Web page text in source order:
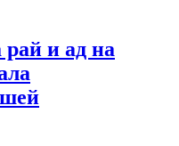
и ад на